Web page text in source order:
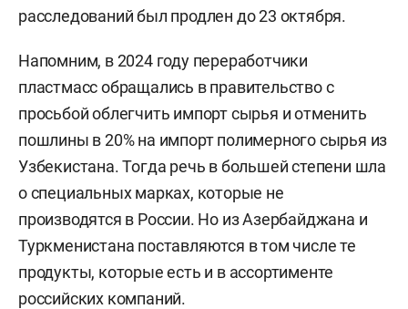
расследований был продлен до 23 октября.
Напомним, в 2024 году переработчики
пластмасс обращались в правительство с
просьбой облегчить импорт сырья и отменить
пошлины в 20% на импорт полимерного сырья из
Узбекистана. Тогда речь в большей степени шла
о специальных марках, которые не
производятся в России. Но из Азербайджана и
Туркменистана поставляются в том числе те
продукты, которые есть и в ассортименте
российских компаний.